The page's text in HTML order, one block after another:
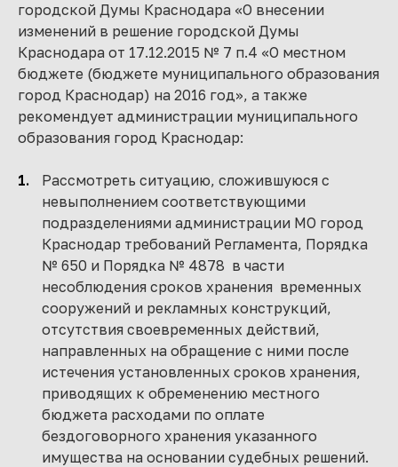
городской Думы Краснодара «О внесении
изменений в решение городской Думы
Краснодара от 17.12.2015 № 7 п.4 «О местном
бюджете (бюджете муниципального образования
город Краснодар) на 2016 год», а также
рекомендует администрации муниципального
образования город Краснодар:
Рассмотреть ситуацию, сложившуюся с
невыполнением соответствующими
подразделениями администрации МО город
Краснодар требований Регламента, Порядка
№ 650 и Порядка № 4878 в части
несоблюдения сроков хранения временных
сооружений и рекламных конструкций,
отсутствия своевременных действий,
направленных на обращение с ними после
истечения установленных сроков хранения,
приводящих к обременению местного
бюджета расходами по оплате
бездоговорного хранения указанного
имущества на основании судебных решений.